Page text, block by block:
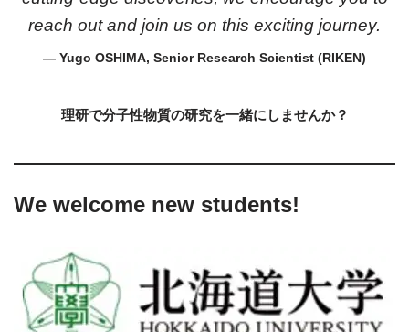
reach out and join us on this exciting journey.
— Yugo OSHIMA, Senior Research Scientist (RIKEN)
理研で分子性物質の研究を一緒にしませんか？
We welcome new students!